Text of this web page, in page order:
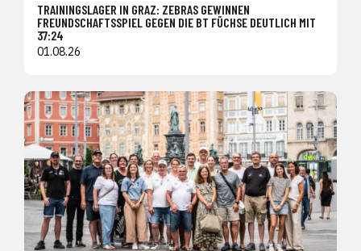
TRAININGSLAGER IN GRAZ: ZEBRAS GEWINNEN
FREUNDSCHAFTSSPIEL GEGEN DIE BT FÜCHSE DEUTLICH MIT
37:24
01.08.26